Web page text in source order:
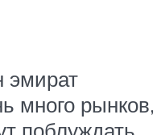
эмират
много рынков,